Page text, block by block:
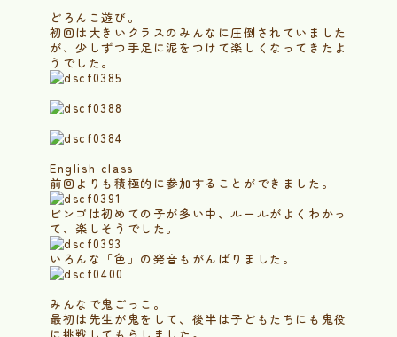
どろんこ遊び。
初回は大きいクラスのみんなに圧倒されていました
が、少しずつ手足に泥をつけて楽しくなってきたよ
うでした。
English class
前回よりも積極的に参加することができました。
ビンゴは初めての子が多い中、ルールがよくわかっ
て、楽しそうでした。
いろんな「色」の発音もがんばりました。
みんなで鬼ごっこ。
最初は先生が鬼をして、後半は子どもたちにも鬼役